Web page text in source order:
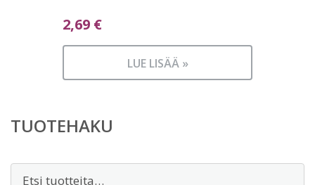
2,69 €
LUE LISÄÄ »
TUOTEHAKU
Etsi: